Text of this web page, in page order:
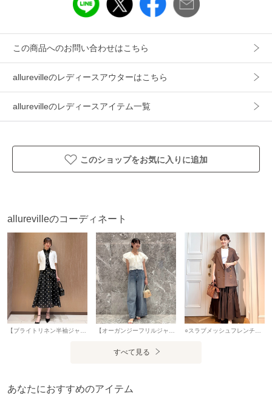
【スタッフコメント】
テーラードジャケットほどかしこまりすぎず、カーディガ
セットアップのパンツと合わせて着るのがオススメですが、
またパソコン・スマートフォンなどの環境により、製品と画
像のカラーが異なる場合もございます。
アイテム情報
送料無料
（税込5,000円以上ご購入で送料無料）
商品コード 21261010080
性別タイプ レディース
カテゴリ アウター テーラードジャケット
表地：綿78％ 麻22％ 裏地：ポリエステル100％
ギフト 可
この商品へのお問い合わせはこちら
allurevilleのレディースアウターはこちら
allurevilleのレディースアイテム一覧
このショップをお気に入りに追加
allurevilleのコーディネート
すべて見る
あなたにおすすめのアイテム